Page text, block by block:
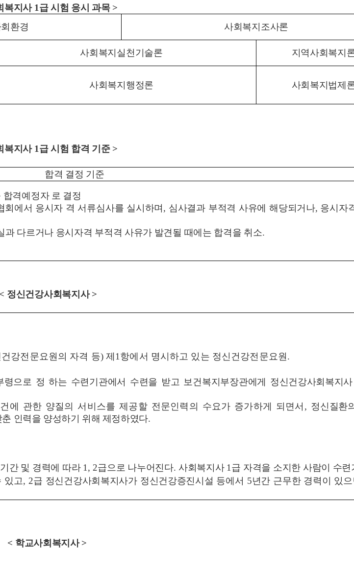
복지사 1급 시험 응시 과목 >
환경
사회복지조사론
사회복지실천기술론
지역사회복지
사회복지행정론 사회복지법제
복지사 1급 시험 합격 기준 >
합격 결정 기준
격예정자 로 결정
회에서 응시자 격 서류심사를 실시하며 , 심사결과 부적격 사유에 해당되거나, 응시자
다르거나 응시자격 부적격 사유가 발견될 때에는 합격을 취소.
< 정신건강사회복지사>
강전문요원의 자격 등) 제 1 항에서 명시하고 있는 정신건강전문요원 .
으로 정 하는 수련기관에서 수련을 받고 보건복지부장관에게 정신건강사회복지
에 관한 양질의 서비스를 제공할 전문인력의 수요가 증가하게 되면서 , 정신질환
인력을 양성하기 위해 제정하였다.
간 및 경력에 따라 1, 2급으로 나누어진다. 사회복지사 1 급 자격을 소지한 사람이 수련
있고, 2급 정신건강사회복지사가 정신건강증진시설 등에서 5년간 근무한 경력이 있
< 학교사회복지사>